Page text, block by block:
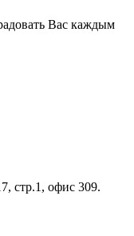
Вас каждым
стр.1, офис 309.